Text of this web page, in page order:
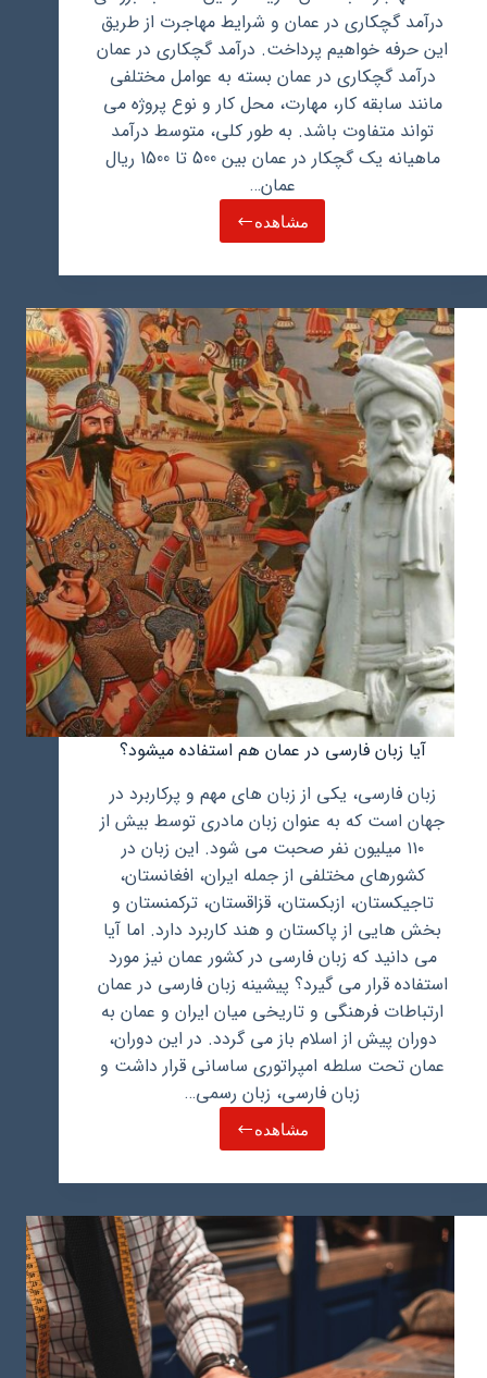
درآمد گچکاری در عمان و شرایط مهاجرت از طریق
این حرفه خواهیم پرداخت. درآمد گچکاری در عمان
درآمد گچکاری در عمان بسته به عوامل مختلفی
مانند سابقه کار، مهارت، محل کار و نوع پروژه می
تواند متفاوت باشد. به طور کلی، متوسط درآمد
ماهیانه یک گچکار در عمان بین 500 تا 1500 ریال
عمان…
مشاهدهدرآمد
در
و
مهاجرت
از
طریق
این
حرفه
آیا زبان فارسی در عمان هم استفاده میشود؟
زبان فارسی، یکی از زبان های مهم و پرکاربرد در
جهان است که به عنوان زبان مادری توسط بیش از
۱۱۰ میلیون نفر صحبت می شود. این زبان در
کشورهای مختلفی از جمله ایران، افغانستان،
تاجیکستان، ازبکستان، قزاقستان، ترکمنستان و
بخش هایی از پاکستان و هند کاربرد دارد. اما آیا
می دانید که زبان فارسی در کشور عمان نیز مورد
استفاده قرار می گیرد؟ پیشینه زبان فارسی در عمان
ارتباطات فرهنگی و تاریخی میان ایران و عمان به
دوران پیش از اسلام باز می گردد. در این دوران،
عمان تحت سلطه امپراتوری ساسانی قرار داشت و
زبان فارسی، زبان رسمی…
مشاهده
آیا
فارسی
عمان
هم
استفاده
میشود؟